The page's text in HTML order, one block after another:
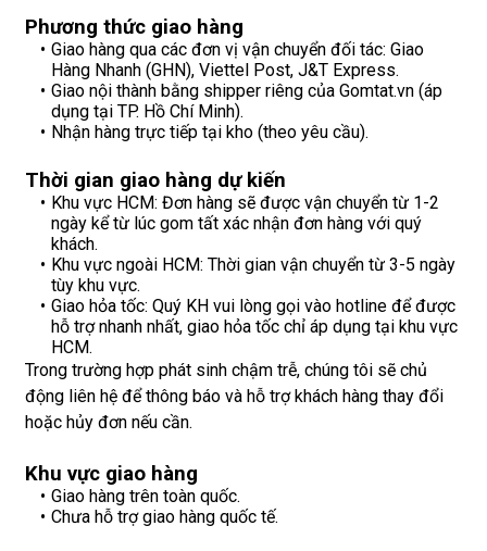
Phương thức giao hàng
Giao hàng qua các đơn vị vận chuyển đối tác: Giao
Hàng Nhanh (GHN), Viettel Post, J&T Express.
Giao nội thành bằng shipper riêng của Gomtat.vn (áp
dụng tại TP. Hồ Chí Minh).
Nhận hàng trực tiếp tại kho (theo yêu cầu).
Thời gian giao hàng dự kiến
Khu vực HCM: Đơn hàng sẽ được vận chuyển từ 1-2
ngày kể từ lúc gom tất xác nhận đơn hàng với quý
khách.
Khu vực ngoài HCM: Thời gian vận chuyển từ 3-5 ngày
tùy khu vực.
Giao hỏa tốc: Quý KH vui lòng gọi vào hotline để được
hỗ trợ nhanh nhất, giao hỏa tốc chỉ áp dụng tại khu vực
HCM.
Trong trường hợp phát sinh chậm trễ, chúng tôi sẽ chủ
động liên hệ để thông báo và hỗ trợ khách hàng thay đổi
hoặc hủy đơn nếu cần.
Khu vực giao hàng
Giao hàng trên toàn quốc.
Chưa hỗ trợ giao hàng quốc tế.